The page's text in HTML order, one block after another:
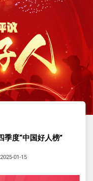
度“中国好人榜”
2025-01-15